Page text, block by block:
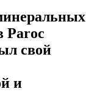
Paroc
свой
и